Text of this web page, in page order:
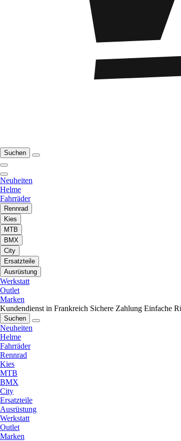
Suchen
Neuheiten
Helme
Fahrräder
Rennrad
Kies
MTB
BMX
City
Ersatzteile
Ausrüstung
Werkstatt
Outlet
Marken
Kundendienst in Frankreich Sichere Zahlung Einfache
Suchen
Neuheiten
Helme
Fahrräder
Rennrad
Kies
MTB
BMX
City
Ersatzteile
Ausrüstung
Werkstatt
Outlet
Marken